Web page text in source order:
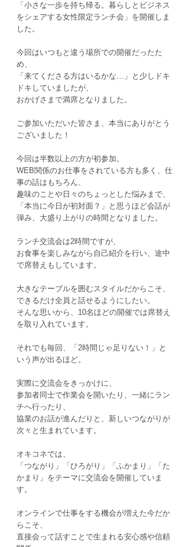
「小さな一歩を持ち帰る。暮らしとビジネス
をシェアする女性限定ランチ会」を開催しま
した。
今回はいつもと違う場所での開催だったた
め、
「来てくださる方はいるかな…」と少しドキ
ドキしていましたが、
おかげさまで満席となりました。
ご参加いただいた皆さま、本当にありがとう
ございました！
今回は半数以上の方が初参加。
WEB関係のお仕事をされている方も多く、仕
事の話はもちろん、
趣味のことや日々のちょっとした悩みまで、
「本当に今日が初対面？」と思うほど会話が
弾み、大盛り上がりの時間となりました。
ランチ交流会は2時間ですが、
お食事を楽しみながら自己紹介を行い、途中
で席替えもしています。
大きなテーブルを囲むスタイルだからこそ、
できるだけ全員と話せるようにしたい。
そんな思いから、10名ほどの開催では席替え
を取り入れています。
それでも毎回、「2時間じゃ足りない！」と
いう声が出るほど。
実際に交流会をきっかけに、
参加者同士で作業会を開いたり、一緒にラン
チへ行ったり、
協業のお話が進んだりと、新しいつながりが
次々と生まれています。
オキコネでは、
「つながり」「ひろがり」「ふかまり」「た
かまり」をテーマに交流会を開催していま
す。
オンラインで仕事をする機会が増えた今だか
らこそ、
直接会って話すことで生まれる安心感や信頼